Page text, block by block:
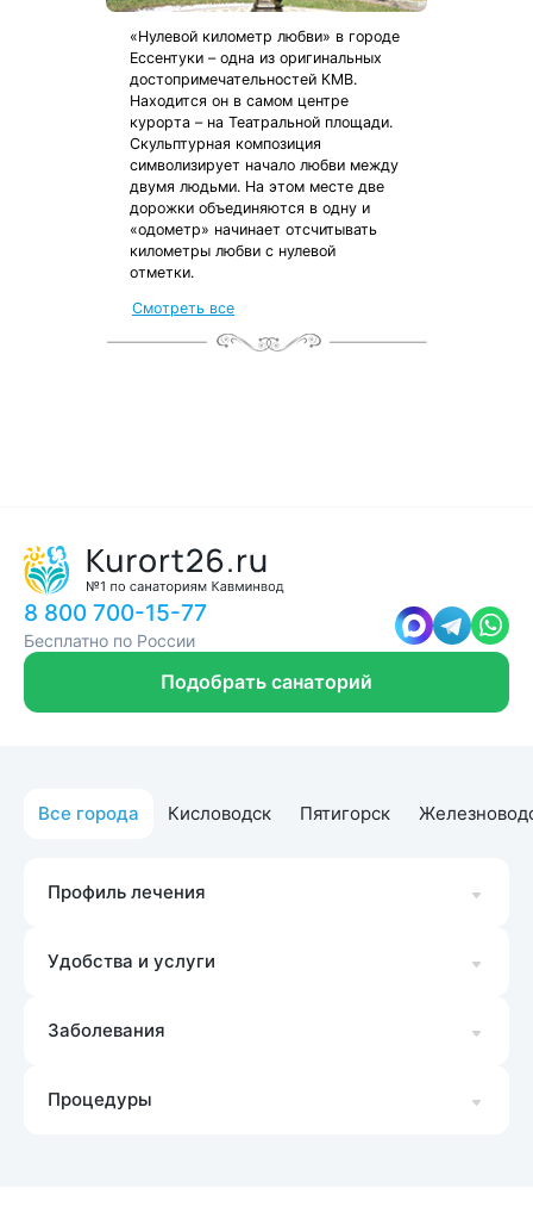
«Нулевой километр любви» в городе
Ессентуки – одна из оригинальных
достопримечательностей КМВ.
Находится он в самом центре
курорта – на Театральной площади.
Скульптурная композиция
символизирует начало любви между
двумя людьми. На этом месте две
дорожки объединяются в одну и
«одометр» начинает отсчитывать
километры любви с нулевой
отметки.
Смотреть все
8 800 700-15-77
Бесплатно по России
Подобрать санаторий
Все города Кисловодск Пятигорск
Профиль лечения
Удобства и услуги
Заболевания
Процедуры